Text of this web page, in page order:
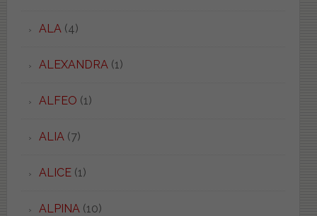
ALA (4)
ALEXANDRA (1)
ALFEO (1)
ALIA (7)
ALICE(1)
ALPINA (10)